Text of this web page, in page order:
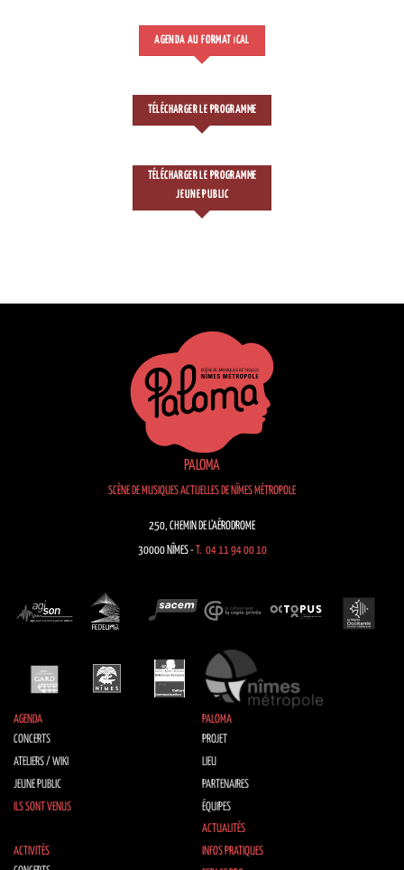
AGENDA AU FORMAT CAL
TÉLÉCHARGER LE PROGRAMME
TÉLÉCHARGER LE PROGRAMME
JEUNE PUBLIC
PALOMA
SCÈNE DE MUSIQUES ACTUELLES DE NÎMES MÉTROPOLE
250, CHEMIN DE L’AÉRODROME
30000 NÎMES - T. 04 11 94 00 10
AGENDA
CONCERTS
ATELIERS / WIKI
JEUNE PUBLIC
ILS SONT VENUS
PALOMA
PROJET
LIEU
PARTENAIRES
ÉQUIPES
ACTUALITÉS
ACTIVITÉS
INFOS PRATIQUES